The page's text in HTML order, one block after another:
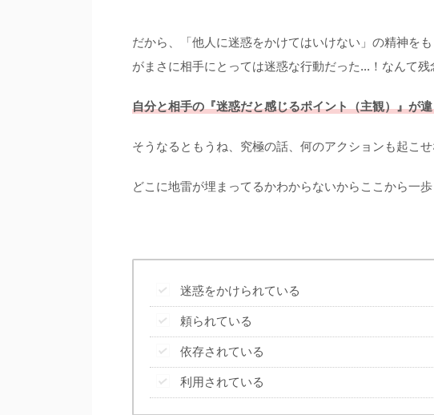
だから、「他人に迷惑をかけてはいけない」の精神を
がまさに相手にとっては迷惑な行動だった…！なんて残
自分と相手の『迷惑だと感じるポイント（主観）』が
そうなるともうね、究極の話、何のアクションも起こせ
どこに地雷が埋まってるかわからないからここから一
迷惑をかけられている
頼られている
依存されている
利用されている